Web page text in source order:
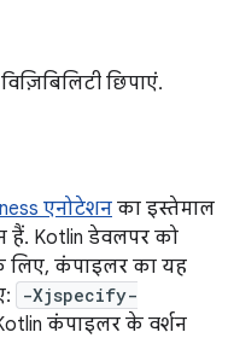
छिपाएं.
एनोटेशनका इस्तेमाल
हैं. Kotlin डेवलपर को
लिए, कंपाइलर का यह
-Xjspecify-
कंपाइलर के वर्शन